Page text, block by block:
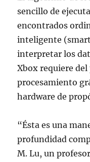
sencillo de
encontrados
inteligente
interpretar los
Xbox requiere
procesamiento
hardware de
“Ésta es una
profundidad
M. Lu, un